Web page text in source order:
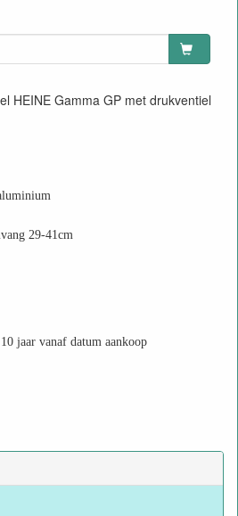
HEINE Gamma GP met drukventiel
29-41cm
jaar vanaf datum aankoop